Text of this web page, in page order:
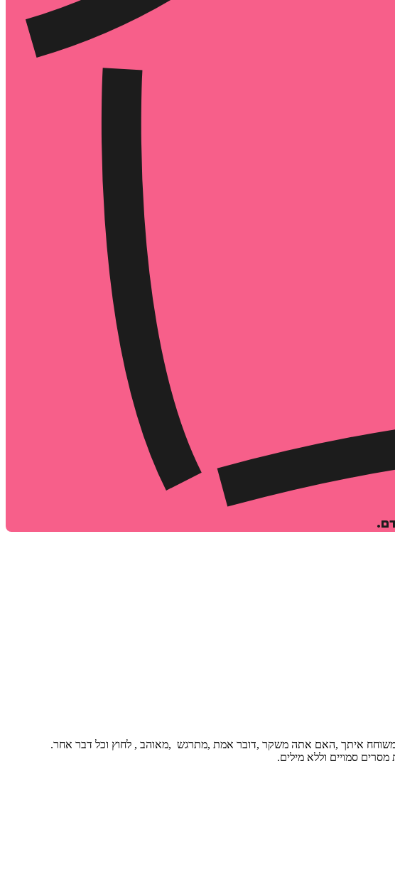
משוחח איתך ,האם אתה משקר ,דובר אמת ,מתרגש ,מאוהב , לחוץ וכל דבר אחר.
סמויים וללא מילים.